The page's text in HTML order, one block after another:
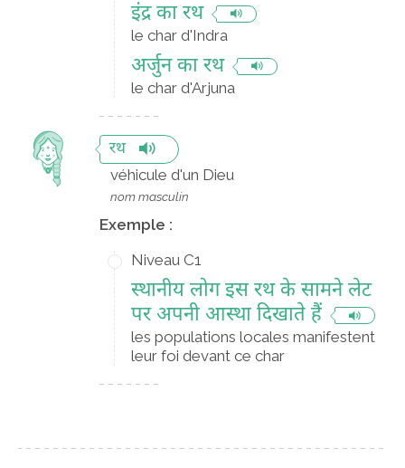
इंद्र का रथ
le char d'Indra
अर्जुन का रथ
le char d'Arjuna
रथ
véhicule d'un Dieu
nom masculin
Exemple :
Niveau C1
स्थानीय लोग इस रथ के सामने लेट
पर अपनी आस्था दिखाते हैं
les populations locales manifestent
leur foi devant ce char